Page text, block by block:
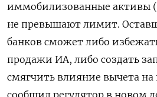
иммобилизованные активы
не превышают лимит.
банков сможет либо
продажи ИА, либо создать
смягчить влияние вычета
сообщил регулятор в новом